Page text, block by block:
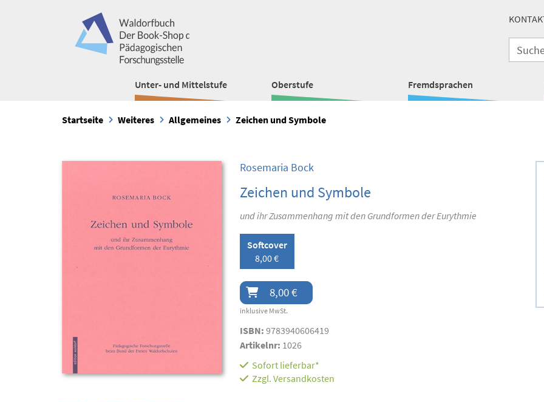
Unter- und Mittelstufe Oberstufe Fremdsprachen
Startseite Weiteres Allgemeines Zeichen und Symbole
Rosemaria Bock
Zeichen und Symbole
und ihr Zusammenhang mit den Grundformen der Eurythmie
Softcover
8,00 €
8,00 €
inklusive MwSt.
ISBN: 9783940606419
Artikelnr: 1026
Sofort lieferbar*
Zzgl. Versandkosten